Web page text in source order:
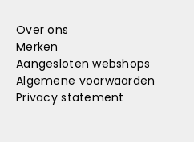
Over ons
Merken
Aangesloten webshops
Algemene voorwaarden
Privacy statement